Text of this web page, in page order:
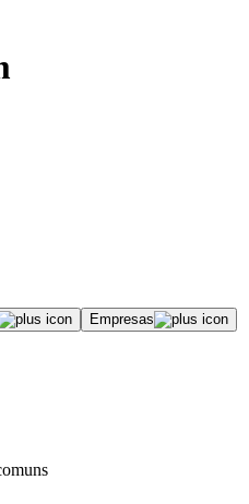
Empresas